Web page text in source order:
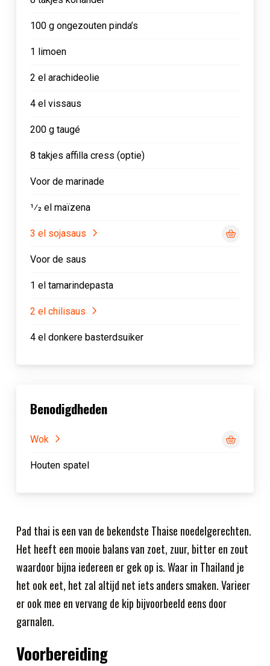
Pad thai is een van de bekendste Thaise noedelgerechten.
Het heeft een mooie balans van zoet, zuur, bitter en zout
waardoor bijna iedereen er gek op is. Waar in Thailand je
het ook eet, het zal altijd net iets anders smaken. Varieer
er ook mee en vervang de kip bijvoorbeeld eens door
garnalen.
Voorbereiding
100 g ongezouten pinda’s
1 limoen
2 el arachideolie
4 el vissaus
200 g taugé
8 takjes affilla cress (optie)
Voor de marinade
1⁄2 el maïzena
3 el sojasaus
Voor de saus
1 el tamarindepasta
2 el chilisaus
4 el donkere basterdsuiker
Benodigdheden
Wok
Houten spatel